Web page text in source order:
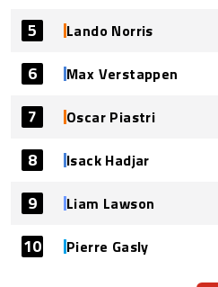
5 Lando Norris
6 Max Verstappen
7 Oscar Piastri
8 Isack Hadjar
9 Liam Lawson
10 Pierre Gasly